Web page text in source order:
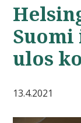
ulos
13.4.2021